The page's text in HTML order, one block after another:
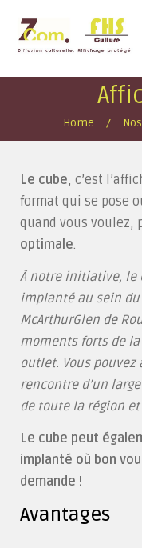
Home
Le cube, c’est
format qui se pose
quand vous voulez,
optimale.
À notre initiative, le
implanté au sein
McArthurGlen de
moments forts de
outlet. Vous
rencontre d’un
de toute la région
Le cube peut
implanté où bon
demande !
Avantages